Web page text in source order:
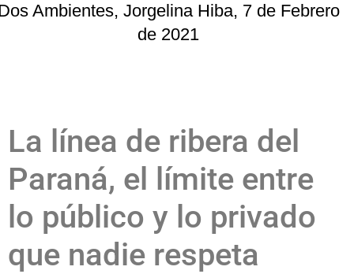
Ambientes, Jorgelina Hiba, 7 de Febrero
de 2021
La línea de ribera del
Paraná, el límite entre
lo público y lo privado
que nadie respeta